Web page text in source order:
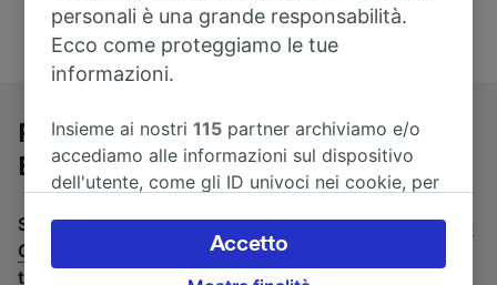
Pullman da La Spezia a Genova
Brignole
Stai cercando un viaggio di ritorno? Vai supullman da
Genova Brignole a La Spezia.Se preferisci prendere il
treno, consulta la paginatreni da La Spezia a Genova
personali è una grande responsabilità.
Ecco come proteggiamo le tue
informazioni.
Insieme ai nostri115 partner archiviamo e/o
accediamo alle informazioni sul dispositivo
dell'utente, come gli ID univoci nei cookie, per
accettare o gestire le proprie scelte facendo
clic di seguito, tra cui il proprio diritto di
Accetto